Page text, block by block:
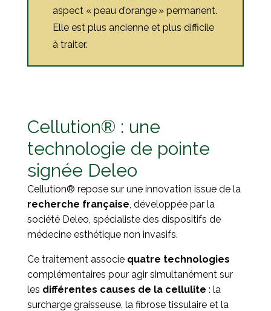
aspect « peau d’orange » permanent.
Elle est plus ancienne et plus difficile
à traiter.
Cellution® : une
technologie de pointe
signée Deleo
Cellution® repose sur une innovation issue de la
recherche française, développée par la
société Deleo, spécialiste des dispositifs de
médecine esthétique non invasifs.
Ce traitement associe quatre technologies
complémentaires pour agir simultanément sur
les différentes causes de la cellulite : la
surcharge graisseuse, la fibrose tissulaire et la